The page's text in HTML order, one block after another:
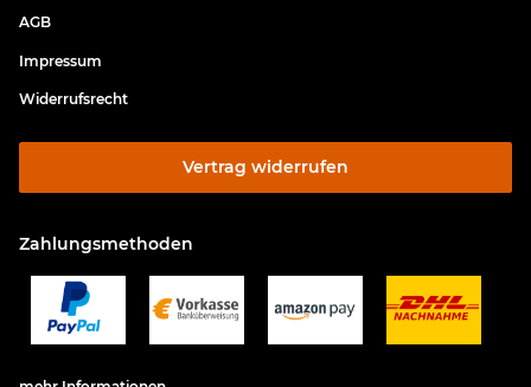
AGB
Impressum
Widerrufsrecht
Vertrag widerrufen
Zahlungsmethoden